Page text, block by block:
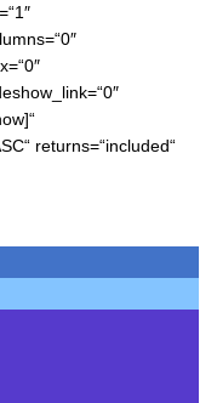
returns=“included“